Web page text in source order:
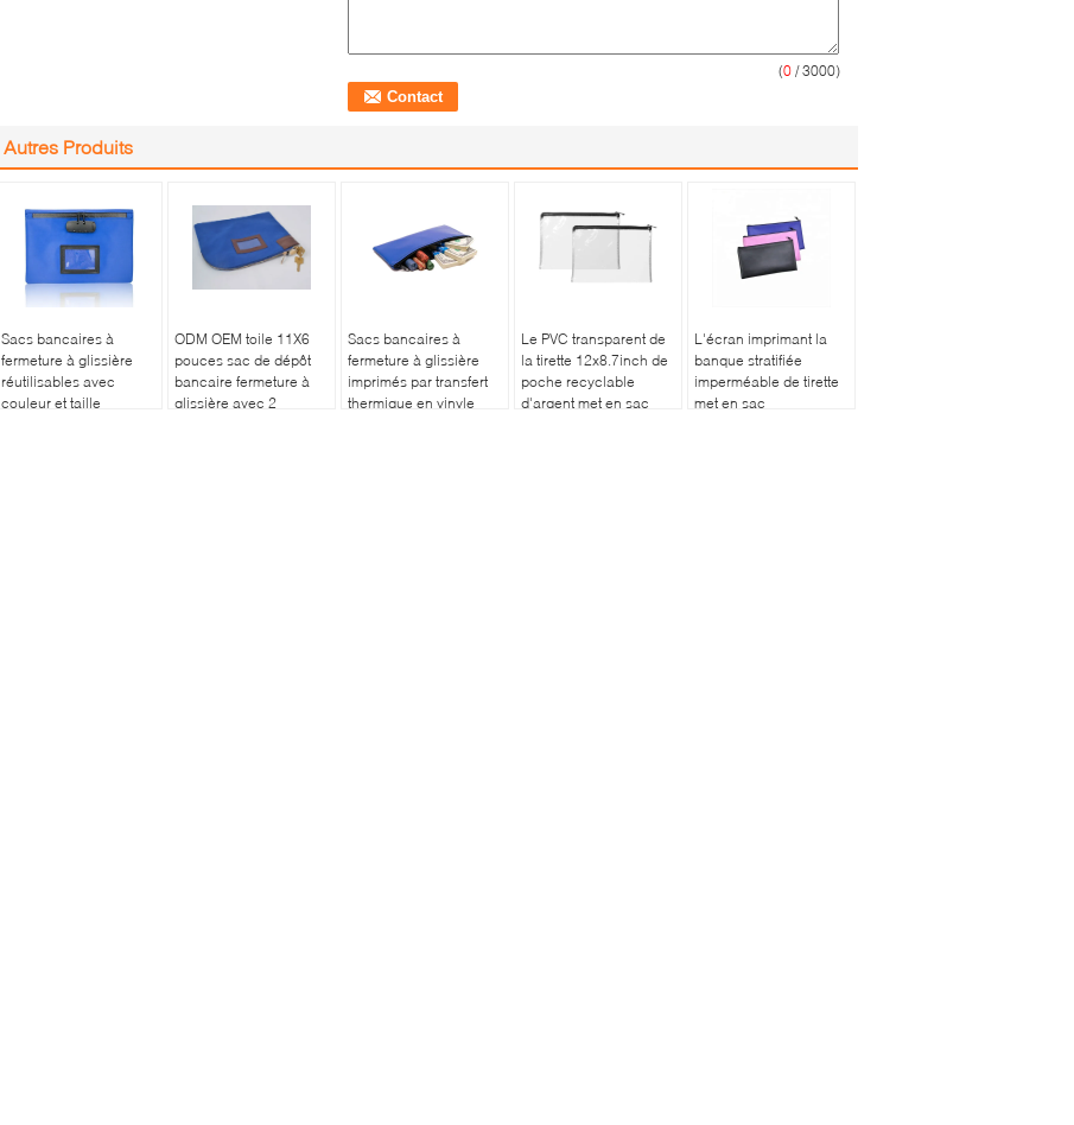
(0 / 3000)
Autres Produits
Sacs bancaires à
fermeture à glissière
réutilisables avec
couleur et taille
ODM OEM toile 11X6
pouces sac de dépôt
bancaire fermeture à
glissière avec 2
Sacs bancaires à
fermeture à glissière
imprimés par transfert
thermique en vinyle
Le PVC transparent de
la tirette 12x8.7inch de
poche recyclable
d'argent met en sac
L'écran imprimant la
banque stratifiée
imperméable de tirette
met en sac